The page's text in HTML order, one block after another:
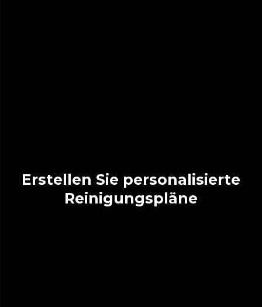
Erstellen Sie personalisierte
Reinigungspläne